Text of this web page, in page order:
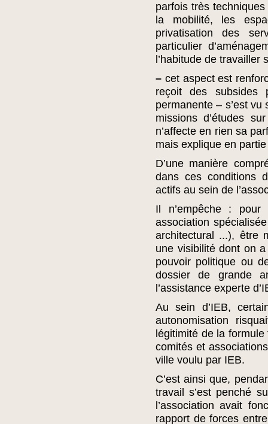
parfois très
la mobilité, les
privatisation des
particulier
l’habitude de travailler
– cet aspect est
reçoit des subsides
permanente – s’est
missions d’études
n’affecte en rien sa
mais explique en
D’une manière
dans ces conditions
actifs au sein de
Il n’empêche :
association
architectural ...), être
une visibilité dont on
pouvoir politique ou
dossier de grande
l’assistance experte
Au sein d’IEB,
autonomisation
légitimité de la
comités et
ville voulu par IEB.
C’est ainsi que,
travail s’est penché
l’association avait
rapport de forces